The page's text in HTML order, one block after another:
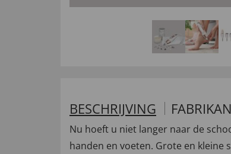
BESCHRIJVING
Nu hoeft u niet langer naar de
handen en voeten. Grote en kleine